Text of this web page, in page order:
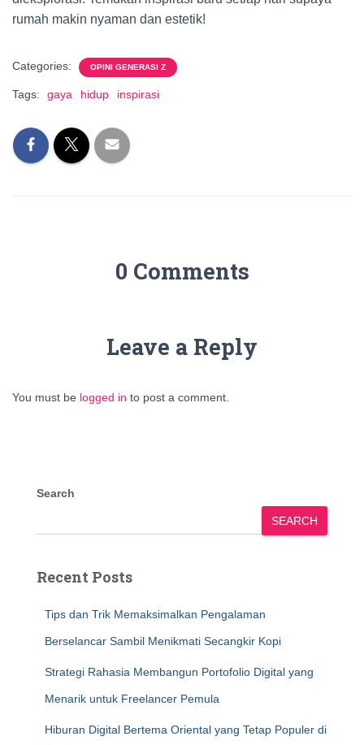
rumah makin nyaman dan estetik!
Categories: OPINI GENERASI Z
Tags: gaya hidup inspirasi
0 Comments
Leave a Reply
You must be logged in to post a comment.
Search
SEARCH
Recent Posts
Tips dan Trik Memaksimalkan Pengalaman
Berselancar Sambil Menikmati Secangkir Kopi
Strategi Rahasia Membangun Portofolio Digital yang
Menarik untuk Freelancer Pemula
Hiburan Digital Bertema Oriental yang Tetap Populer di